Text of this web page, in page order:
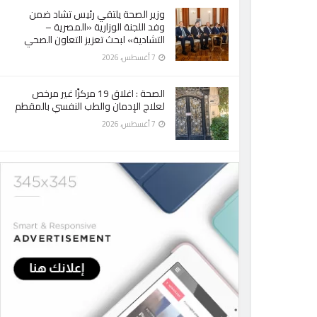
وزير الصحة يلتقي رئيس تشاد ضمن
وفد اللجنة الوزارية «المصرية –
التشادية» لبحث تعزيز التعاون الصحي
الصحة : اغلاق 19 مركزًا غير مرخص
لعلاج الإدمان والطب النفسي بالمقطم